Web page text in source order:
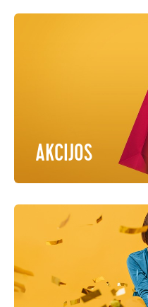
AKCIJOS